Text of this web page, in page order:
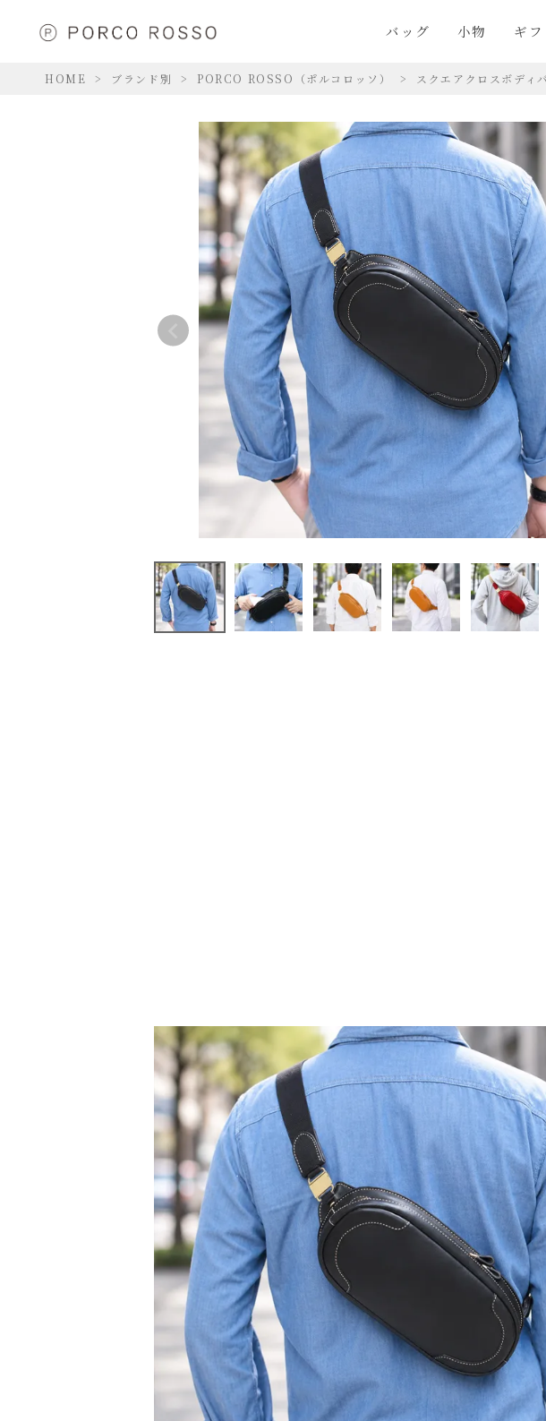
バッグ 小物 ギフ
HOME ブランド別 PORCO ROSSO（ポルコロッソ） スクエアクロスボデ